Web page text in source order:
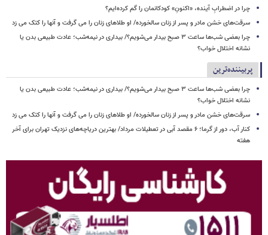
چرا در اضطرابِ آینده، «اکنونِ» کودکانمان را گم کرده‌ایم؟
سرقت‌های خشن مادر و پسر از زنان سالخورده/ او طلاهای زنان را می گرفت و آنها را کتک می زد
چرا بعضی شب‌ها ساعت ۳ صبح بیدار می‌شویم؟/ بیداری در نیمه‌شب؛ عادت طبیعی بدن یا
نشانه اختلال خواب؟
پربیننده‌ترین
چرا بعضی شب‌ها ساعت ۳ صبح بیدار می‌شویم؟/ بیداری در نیمه‌شب؛ عادت طبیعی بدن یا
نشانه اختلال خواب؟
سرقت‌های خشن مادر و پسر از زنان سالخورده/ او طلاهای زنان را می گرفت و آنها را کتک می زد
کنار آب، دور از گرما؛ ۶ مقصد آبی در تعطیلات مرداد/ بهترین دریاچه‌های نزدیک تهران برای آخر
هفته